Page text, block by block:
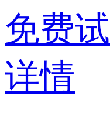
免费
详情